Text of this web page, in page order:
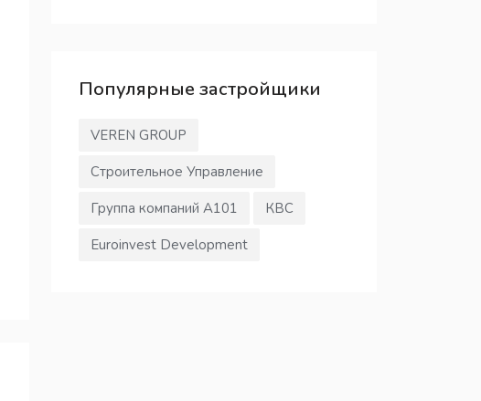
Популярные застройщики
VEREN GROUP
Строительное Управление
Группа компаний А101
КВС
Euroinvest Development